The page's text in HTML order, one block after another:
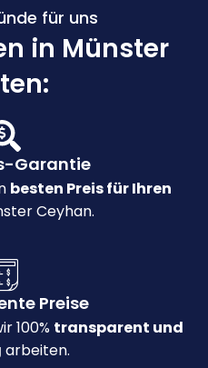
für uns
in Münster
Garantie
besten Preis für Ihren
Ceyhan.
Preise
100% transparent und
arbeiten.